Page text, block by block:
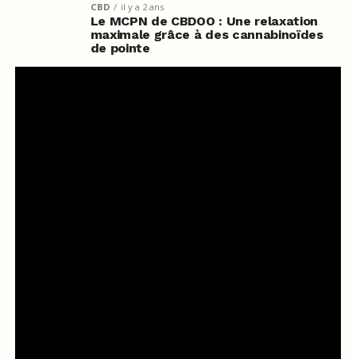
CBD il y a 2 ans
Le MCPN de CBDOO : Une relaxation
maximale grâce à des cannabinoïdes
de pointe